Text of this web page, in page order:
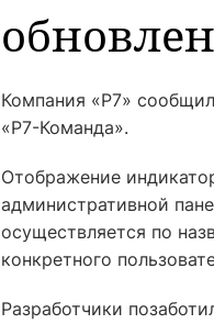
Компания «Р7»
«Р7-Команда».
Отображение
административной
осуществляется по
конкретного
Разработчики